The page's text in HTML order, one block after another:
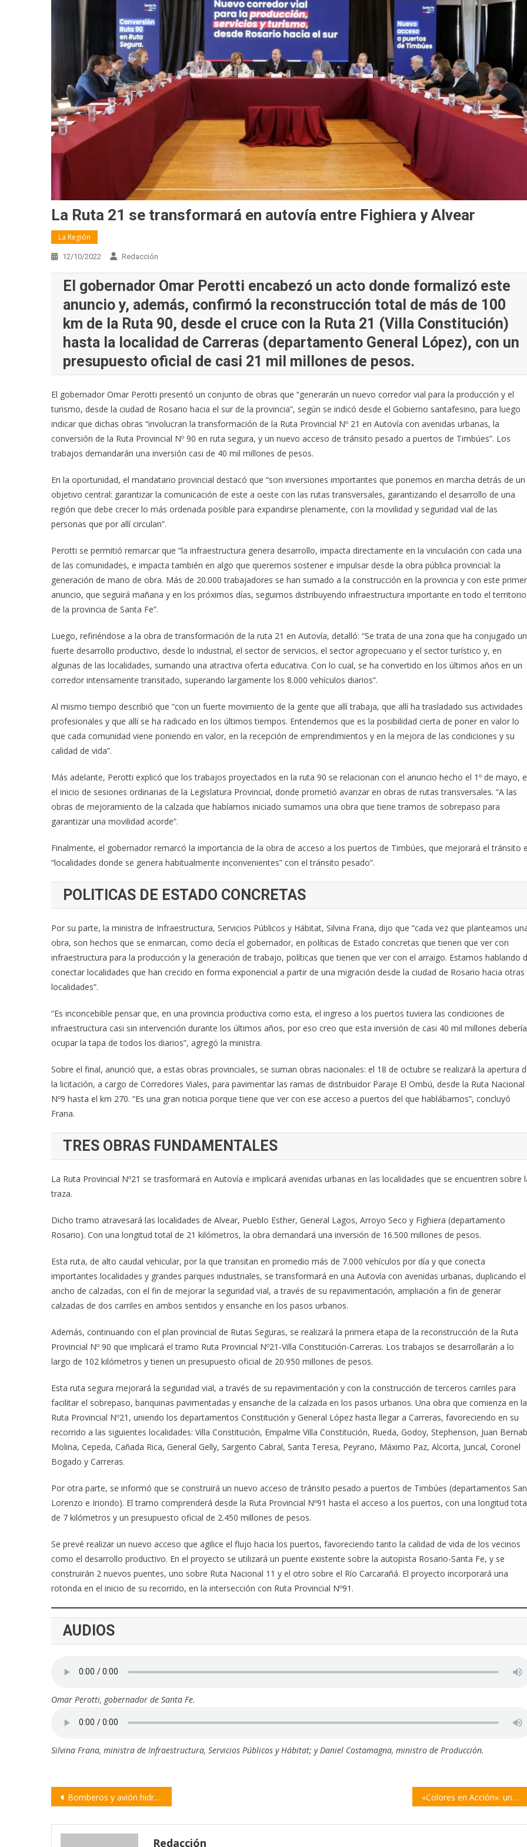
La Ruta 21 se transformará en autovía entre Fighiera y Alvear
La Región
12/10/2022 Redacción
El gobernador Omar Perotti encabezó un acto donde formalizó este
anuncio y, además, confirmó la reconstrucción total de más de 100
km de la Ruta 90, desde el cruce con la Ruta 21 (Villa Constitución)
hasta la localidad de Carreras (departamento General López), con un
presupuesto oficial de casi 21 mil millones de pesos.
El gobernador Omar Perotti presentó un conjunto de obras que “generarán un nuevo corredor vial para la producción y el
turismo, desde la ciudad de Rosario hacia el sur de la provincia”, según se indicó desde el Gobierno santafesino, para luego
indicar que dichas obras “involucran la transformación de la Ruta Provincial Nº 21 en Autovía con avenidas urbanas, la
conversión de la Ruta Provincial Nº 90 en ruta segura, y un nuevo acceso de tránsito pesado a puertos de Timbúes”. Los
trabajos demandarán una inversión casi de 40 mil millones de pesos.
En la oportunidad, el mandatario provincial destacó que “son inversiones importantes que ponemos en marcha detrás de un
objetivo central: garantizar la comunicación de este a oeste con las rutas transversales, garantizando el desarrollo de una
región que debe crecer lo más ordenada posible para expandirse plenamente, con la movilidad y seguridad vial de las
personas que por allí circulan”.
Perotti se permitió remarcar que “la infraestructura genera desarrollo, impacta directamente en la vinculación con cada una
de las comunidades, e impacta también en algo que queremos sostener e impulsar desde la obra pública provincial: la
generación de mano de obra. Más de 20.000 trabajadores se han sumado a la construcción en la provincia y con este primer
anuncio, que seguirá mañana y en los próximos días, seguimos distribuyendo infraestructura importante en todo el territorio
de la provincia de Santa Fe”.
Luego, refiriéndose a la obra de transformación de la ruta 21 en Autovía, detalló: “Se trata de una zona que ha conjugado un
fuerte desarrollo productivo, desde lo industrial, el sector de servicios, el sector agropecuario y el sector turístico y, en
algunas de las localidades, sumando una atractiva oferta educativa. Con lo cual, se ha convertido en los últimos años en un
corredor intensamente transitado, superando largamente los 8.000 vehículos diarios”.
Al mismo tiempo describió que “con un fuerte movimiento de la gente que allí trabaja, que allí ha trasladado sus actividades
profesionales y que allí se ha radicado en los últimos tiempos. Entendemos que es la posibilidad cierta de poner en valor lo
que cada comunidad viene poniendo en valor, en la recepción de emprendimientos y en la mejora de las condiciones y su
calidad de vida”.
Más adelante, Perotti explicó que los trabajos proyectados en la ruta 90 se relacionan con el anuncio hecho el 1º de mayo,
el inicio de sesiones ordinarias de la Legislatura Provincial, donde prometió avanzar en obras de rutas transversales. “A las
obras de mejoramiento de la calzada que habíamos iniciado sumamos una obra que tiene tramos de sobrepaso para
garantizar una movilidad acorde”.
Finalmente, el gobernador remarcó la importancia de la obra de acceso a los puertos de Timbúes, que mejorará el tránsito
“localidades donde se genera habitualmente inconvenientes” con el tránsito pesado”.
POLITICAS DE ESTADO CONCRETAS
Por su parte, la ministra de Infraestructura, Servicios Públicos y Hábitat, Silvina Frana, dijo que “cada vez que planteamos
obra, son hechos que se enmarcan, como decía el gobernador, en políticas de Estado concretas que tienen que ver con
infraestructura para la producción y la generación de trabajo, políticas que tienen que ver con el arraigo. Estamos hablando
conectar localidades que han crecido en forma exponencial a partir de una migración desde la ciudad de Rosario hacia otras
localidades”.
“Es inconcebible pensar que, en una provincia productiva como esta, el ingreso a los puertos tuviera las condiciones de
infraestructura casi sin intervención durante los últimos años, por eso creo que esta inversión de casi 40 mil millones debería
ocupar la tapa de todos los diarios”, agregó la ministra.
Sobre el final, anunció que, a estas obras provinciales, se suman obras nacionales: el 18 de octubre se realizará la apertura
la licitación, a cargo de Corredores Viales, para pavimentar las ramas de distribuidor Paraje El Ombú, desde la Ruta Nacional
Nº9 hasta el km 270. “Es una gran noticia porque tiene que ver con ese acceso a puertos del que hablábamos”, concluyó
Frana.
TRES OBRAS FUNDAMENTALES
La Ruta Provincial Nº21 se trasformará en Autovía e implicará avenidas urbanas en las localidades que se encuentren sobre
traza.
Dicho tramo atravesará las localidades de Alvear, Pueblo Esther, General Lagos, Arroyo Seco y Fighiera (departamento
Rosario). Con una longitud total de 21 kilómetros, la obra demandará una inversión de 16.500 millones de pesos.
Esta ruta, de alto caudal vehicular, por la que transitan en promedio más de 7.000 vehículos por día y que conecta
importantes localidades y grandes parques industriales, se transformará en una Autovía con avenidas urbanas, duplicando el
ancho de calzadas, con el fin de mejorar la seguridad vial, a través de su repavimentación, ampliación a fin de generar
calzadas de dos carriles en ambos sentidos y ensanche en los pasos urbanos.
Además, continuando con el plan provincial de Rutas Seguras, se realizará la primera etapa de la reconstrucción de la Ruta
Provincial Nº 90 que implicará el tramo Ruta Provincial Nº21-Villa Constitución-Carreras. Los trabajos se desarrollarán a lo
largo de 102 kilómetros y tienen un presupuesto oficial de 20.950 millones de pesos.
Esta ruta segura mejorará la seguridad vial, a través de su repavimentación y con la construcción de terceros carriles para
facilitar el sobrepaso, banquinas pavimentadas y ensanche de la calzada en los pasos urbanos. Una obra que comienza en la
Ruta Provincial Nº21, uniendo los departamentos Constitución y General López hasta llegar a Carreras, favoreciendo en su
recorrido a las siguientes localidades: Villa Constitución, Empalme Villa Constitución, Rueda, Godoy, Stephenson, Juan
Molina, Cepeda, Cañada Rica, General Gelly, Sargento Cabral, Santa Teresa, Peyrano, Máximo Paz, Alcorta, Juncal, Coronel
Bogado y Carreras.
Por otra parte, se informó que se construirá un nuevo acceso de tránsito pesado a puertos de Timbúes (departamentos San
Lorenzo e Iriondo). El tramo comprenderá desde la Ruta Provincial Nº91 hasta el acceso a los puertos, con una longitud
de 7 kilómetros y un presupuesto oficial de 2.450 millones de pesos.
Se prevé realizar un nuevo acceso que agilice el flujo hacia los puertos, favoreciendo tanto la calidad de vida de los vecinos
como el desarrollo productivo. En el proyecto se utilizará un puente existente sobre la autopista Rosario-Santa Fe, y se
construirán 2 nuevos puentes, uno sobre Ruta Nacional 11 y el otro sobre el Río Carcarañá. El proyecto incorporará una
rotonda en el inicio de su recorrido, en la intersección con Ruta Provincial Nº91.
AUDIOS
Omar Perotti, gobernador de Santa Fe.
Silvina Frana, ministra de Infraestructura, Servicios Públicos y Hábitat; y Daniel Costamagna, ministro de Producción.
Navegación
entradas
Bomberos y avión hidrante combaten el fuego en el bañado de Taborda «Colores en Acción»: una tradicional propuesta del Profesorado de Educación Física
Redacción